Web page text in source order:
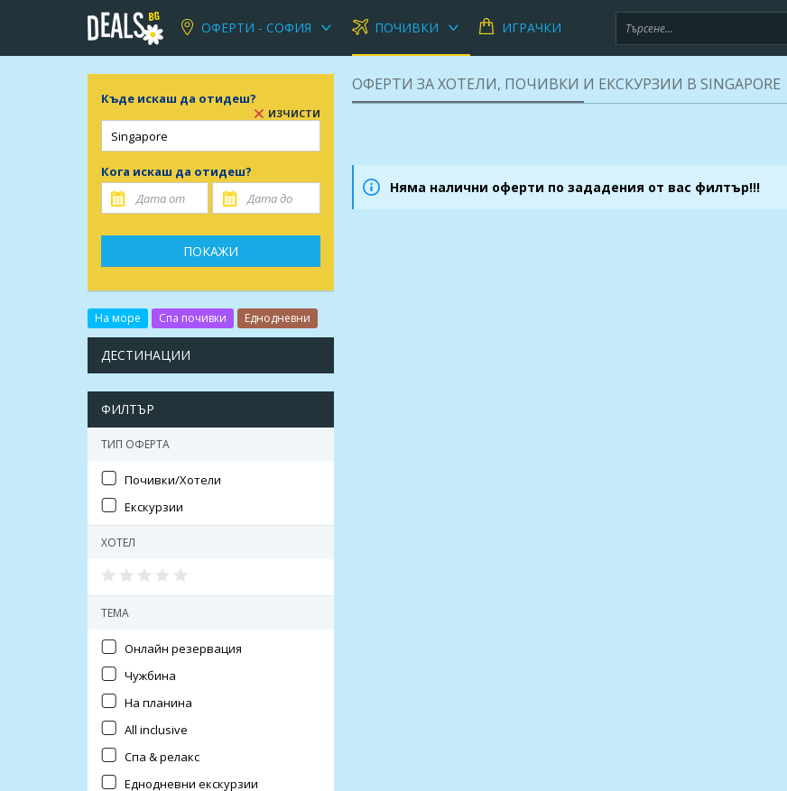
ОФЕРТИ - СОФИЯ ПОЧИВКИ ИГРАЧКИ
Къде искаш да отидеш?
ИЗЧИСТИ
Кога искаш да отидеш?
ПОКАЖИ
На море Спа почивки Еднодневни
ДЕСТИНАЦИИ
ФИЛТЪР
ТИП ОФЕРТА
Почивки/Хотели
Екскурзии
ХОТЕЛ
ТЕМА
Онлайн резервация
Чужбина
На планина
All inclusive
Спа & релакс
Еднодневни екскурзии
ОФЕРТИ ЗА ХОТЕЛИ, ПОЧИВКИ И ЕКСКУРЗИИ В SINGAPORE
Няма налични оферти по зададения от вас филтър!!!